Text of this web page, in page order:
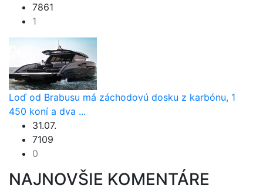
7861
1
Loď od Brabusu má záchodovú dosku z karbónu, 1
450 koní a dva ...
31.07.
7109
0
NAJNOVŠIE KOMENTÁRE